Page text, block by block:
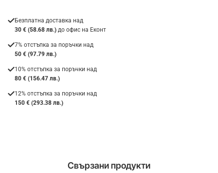
Безплатна доставка над
30 € (58.68 лв.) до офис на Еконт
7% отстъпка за поръчки над
50 € (97.79 лв.)
10% отстъпка за поръчки над
80 € (156.47 лв.)
12% отстъпка за поръчки над
150 € (293.38 лв.)
Свързани продукти